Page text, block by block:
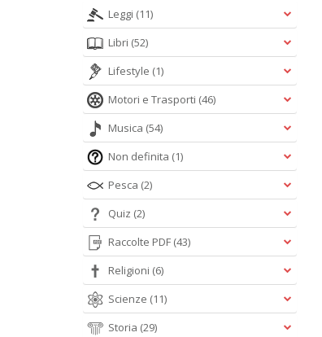
Leggi (11)
Libri (52)
Lifestyle (1)
Motori e Trasporti (46)
Musica (54)
Non definita (1)
Pesca (2)
Quiz (2)
Raccolte PDF (43)
Religioni (6)
Scienze (11)
Storia (29)